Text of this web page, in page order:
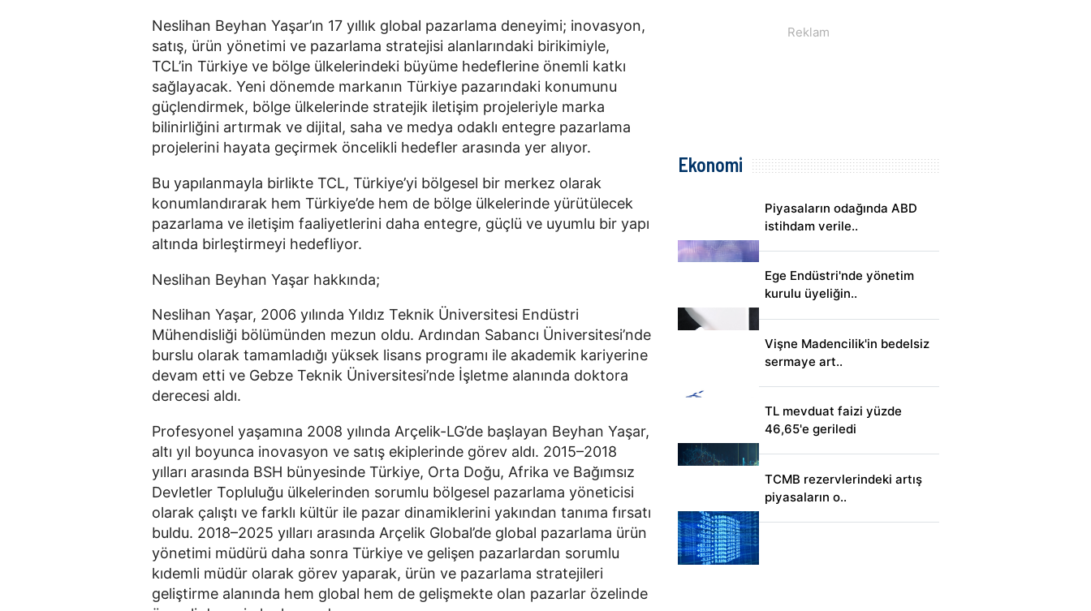
Neslihan Beyhan Yaşar’ın 17 yıllık global pazarlama deneyimi; inovasyon,
satış, ürün yönetimi ve pazarlama stratejisi alanlarındaki birikimiyle,
TCL’in Türkiye ve bölge ülkelerindeki büyüme hedeflerine önemli katkı
sağlayacak. Yeni dönemde markanın Türkiye pazarındaki konumunu
güçlendirmek, bölge ülkelerinde stratejik iletişim projeleriyle marka
bilinirliğini artırmak ve dijital, saha ve medya odaklı entegre pazarlama
projelerini hayata geçirmek öncelikli hedefler arasında yer alıyor.
Bu yapılanmayla birlikte TCL, Türkiye’yi bölgesel bir merkez olarak
konumlandırarak hem Türkiye’de hem de bölge ülkelerinde yürütülecek
pazarlama ve iletişim faaliyetlerini daha entegre, güçlü ve uyumlu bir yapı
altında birleştirmeyi hedefliyor.
Neslihan Beyhan Yaşar hakkında;
Neslihan Yaşar, 2006 yılında Yıldız Teknik Üniversitesi Endüstri
Mühendisliği bölümünden mezun oldu. Ardından Sabancı Üniversitesi’nde
burslu olarak tamamladığı yüksek lisans programı ile akademik kariyerine
devam etti ve Gebze Teknik Üniversitesi’nde İşletme alanında doktora
derecesi aldı.
Profesyonel yaşamına 2008 yılında Arçelik-LG’de başlayan Beyhan Yaşar,
altı yıl boyunca inovasyon ve satış ekiplerinde görev aldı. 2015–2018
yılları arasında BSH bünyesinde Türkiye, Orta Doğu, Afrika ve Bağımsız
Devletler Topluluğu ülkelerinden sorumlu bölgesel pazarlama yöneticisi
olarak çalıştı ve farklı kültür ile pazar dinamiklerini yakından tanıma fırsatı
buldu. 2018–2025 yılları arasında Arçelik Global’de global pazarlama ürün
yönetimi müdürü daha sonra Türkiye ve gelişen pazarlardan sorumlu
kıdemli müdür olarak görev yaparak, ürün ve pazarlama stratejileri
geliştirme alanında hem global hem de gelişmekte olan pazarlar özelinde
Ekonomi
Piyasaların odağında ABD
istihdam verile..
Ege Endüstri'nde yönetim
kurulu üyeliğin..
Vişne Madencilik'in bedelsiz
sermaye art..
TL mevduat faizi yüzde
46,65'e geriledi
TCMB rezervlerindeki artış
piyasaların o..